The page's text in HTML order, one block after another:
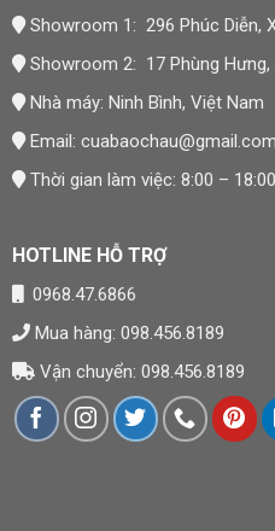
Showroom 1: 296 Phúc Diễn,
Showroom 2: 17 Phùng Hưng,
Nhà máy: Ninh Bình, Việt Nam
Email: cuabaochau@gmail.com
Thời gian làm việc: 8:00 –
HOTLINE HỖ TRỢ
0968.47.6866
Mua hàng: 098.456.8189
Vận chuyển: 098.456.8189